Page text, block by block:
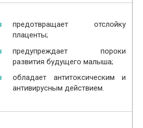
предотвращает отслойку
плаценты;
предупреждает пороки
развития будущего малыша;
обладает антитоксическим и
антивирусным действием.